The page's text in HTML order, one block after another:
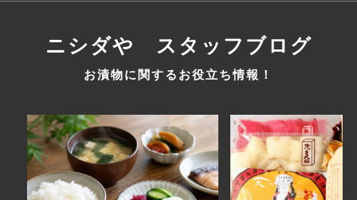
ニシダや スタッフブログ
お漬物に関するお役立ち情報！